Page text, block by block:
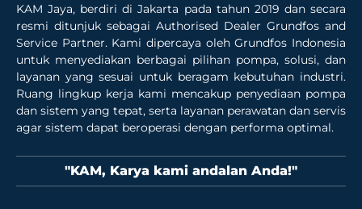
KAM Jaya, berdiri di Jakarta pada tahun 2019 dan secara
resmi ditunjuk sebagai Authorised Dealer Grundfos and
Service Partner. Kami dipercaya oleh Grundfos Indonesia
untuk menyediakan berbagai pilihan pompa, solusi, dan
layanan yang sesuai untuk beragam kebutuhan industri.
Ruang lingkup kerja kami mencakup penyediaan pompa
dan sistem yang tepat, serta layanan perawatan dan servis
agar sistem dapat beroperasi dengan performa optimal.
"KAM, Karya kami andalan Anda!"